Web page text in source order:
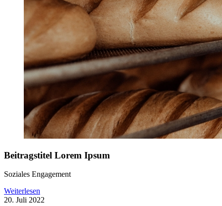
Beitragstitel Lorem Ipsum
Soziales Engagement
Weiterlesen
20. Juli 2022